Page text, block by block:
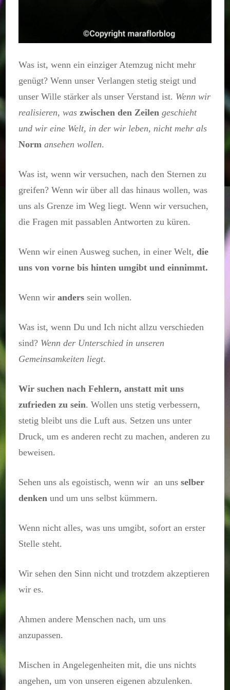
Was ist, wenn ein einziger Atemzug nicht mehr
genügt? Wenn unser Verlangen stetig steigt und
unser Wille stärker als unser Verstand ist. Wenn wir
realisieren, waszwischen den Zeilen geschieht
und wir eine Welt, in der wir leben, nicht mehr als
Norm ansehen wollen.
Was ist, wenn wir versuchen, nach den Sternen zu
greifen? Wenn wir über all das hinaus wollen, was
uns als Grenze im Weg liegt. Wenn wir versuchen,
die Fragen mit passablen Antworten zu küren.
Wenn wir einen Ausweg suchen, in einer Welt,die
uns von vorne bis hinten umgibt und einnimmt.
Wenn wiranders sein wollen.
Was ist, wenn Du und Ich nicht allzu verschieden
sind? Wenn der Unterschied in unseren
Gemeinsamkeiten liegt.
Wir suchen nach Fehlern, anstatt mit uns
zufrieden zu sein. Wollen uns stetig verbessern,
stetig bleibt uns die Luft aus. Setzen uns unter
Druck, um es anderen recht zu machen, anderen zu
beweisen.
Sehen uns als egoistisch, wenn wir an unsselber
denken und um uns selbst kümmern.
Wenn nicht alles, was uns umgibt, sofort an erster
Stelle steht.
Wir sehen den Sinn nicht und trotzdem akzeptieren
wir es.
Ahmen andere Menschen nach, um uns
anzupassen.
Mischen in Angelegenheiten mit, die uns nichts
angehen, um von unseren eigenen abzulenken.